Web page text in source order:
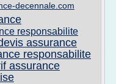
decennale.com
responsabilite
assurance
responsabilite
assurance